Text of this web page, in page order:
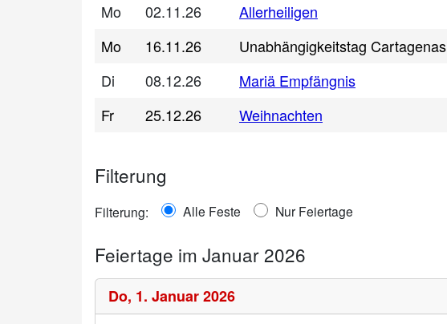
Mo
02.11.26 Allerheiligen
Mo
16.11.26 Unabhängigkeitstag Cartagenas
Di
08.12.26 Mariä Empfängnis
Fr
25.12.26 Weihnachten
Filterung
Filterung: Alle Feste Nur Feiertage
Feiertage im Januar 2026
Do, 1. Januar 2026